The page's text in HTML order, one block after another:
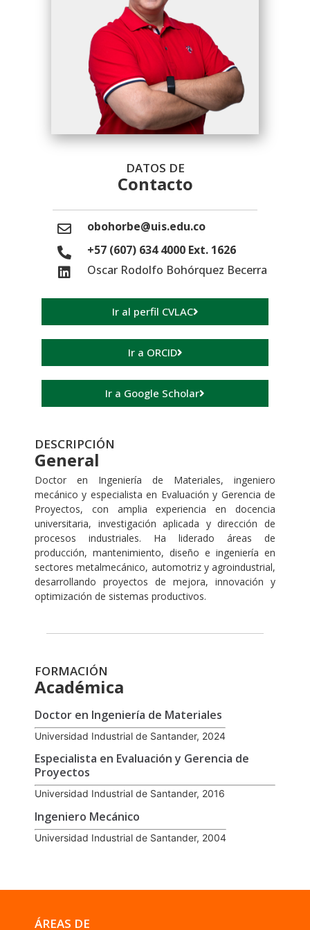
DATOS DE
Contacto
obohorbe@uis.edu.co
+57 (607) 634 4000 Ext. 1626
Oscar Rodolfo Bohórquez Becerra
Ir al perfil CVLAC
Ir a ORCID
Ir a Google Scholar
DESCRIPCIÓN
General
Doctor en Ingeniería de Materiales, ingeniero
mecánico y especialista en Evaluación y Gerencia de
Proyectos, con amplia experiencia en docencia
universitaria, investigación aplicada y dirección de
procesos industriales. Ha liderado áreas de
producción, mantenimiento, diseño e ingeniería en
sectores metalmecánico, automotriz y agroindustrial,
desarrollando proyectos de mejora, innovación y
optimización de sistemas productivos.
FORMACIÓN
Académica
Doctor en Ingeniería de Materiales
Universidad Industrial de Santander, 2024
Especialista en Evaluación y Gerencia de
Proyectos
Universidad Industrial de Santander, 2016
Ingeniero Mecánico
Universidad Industrial de Santander, 2004
ÁREAS DE